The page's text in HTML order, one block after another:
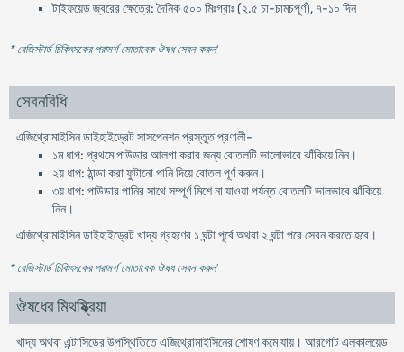
টাইফয়েড জ্বরের ক্ষেত্রে: দৈনিক ৫০০ মিঃগ্রাঃ (২.৫ চা-চামচপূর্ণ), ৭-১০ দিন
* রেজিস্টার্ড চিকিৎসকের পরামর্শ মোতাবেক ঔষধ সেবন করুন'
সেবনবিধি
এজিথ্রোমাইসিন ডাইহাইড্রেট সাসপেনশন প্রস্তুত প্রণালী-
১ম ধাপ: প্রথমে পাউডার আলগা করার জন্য বোতলটি ভালোভাবে ঝাঁকিয়ে নিন।
২য় ধাপ: ঠান্ডা করা ফুটানো পানি দিয়ে বোতল পূর্ণ করুন।
৩য় ধাপ: পাউডার পানির সাথে সম্পূর্ণ মিশে না যাওয়া পর্যন্ত বোতলটি ভালভাবে ঝাঁকিয়ে
নিন।
এজিথ্রোমাইসিন ডাইহাইড্রেট খাদ্য গ্রহণের ১ ঘন্টা পূর্বে অথবা ২ ঘন্টা পরে সেবন করতে হবে।
* রেজিস্টার্ড চিকিৎসকের পরামর্শ মোতাবেক ঔষধ সেবন করুন'
ঔষধের মিথষ্ক্রিয়া
খাদ্য অথবা এন্টাসিডের উপস্থিতিতে এজিথ্রোমাইসিনের শোষণ কমে যায়। আরগোট এলকালয়েড